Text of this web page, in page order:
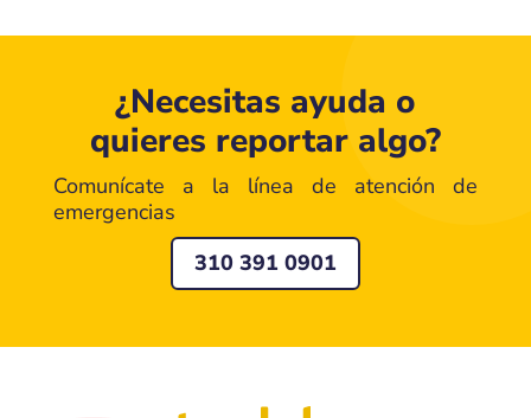
¿Necesitas ayuda o
quieres reportar algo?
Comunícate a la línea de atención de
emergencias
310 391 0901